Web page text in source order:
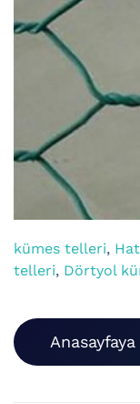
kümes telleri,
telleri, Dörtyol